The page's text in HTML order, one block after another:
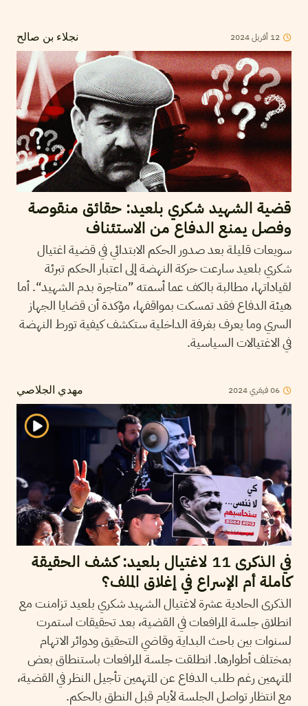
نجلاء بن صالح 12 أفريل2024
قضية الشهيد شكري بلعيد: حقائق منقوصة
وفصل يمنع الدفاع من الاستئناف
سويعات قليلة بعد صدور الحكم الابتدائي في قضية اغتيال
شكري بلعيد سارعت حركة النهضة إلى اعتبار الحكم تبرئة
لقياداتها، مطالبة بالكف عما أسمته ”متاجرة بدم الشهيد“. أما
هيئة الدفاع فقد تمسكت بمواقفها، مؤكدة أن قضايا الجهاز
السري وما يعرف بغرفة الداخلية ستكشف كيفية تورط النهضة
في الاغتيالات السياسية.
مهدي الجلاصي 06فيفري2024
في الذكرى 11 لاغتيال بلعيد: كشف الحقيقة
كاملة أم الإسراع في إغلاق الملف؟
الذكرى الحادية عشرة لاغتيال الشهيد شكري بلعيد تزامنت مع
انطلاق جلسة المرافعات في القضية، بعد تحقيقات استمرت
لسنوات بين باحث البداية وقاضي التحقيق ودوائر الاتهام
بمختلف أطوارها. انطلقت جلسة المرافعات باستنطاق بعض
المتهمين رغم طلب الدفاع عن المتهمين تأجيل النظر في القضية،
مع انتظار تواصل الجلسة لأيام قبل النطق بالحكم.